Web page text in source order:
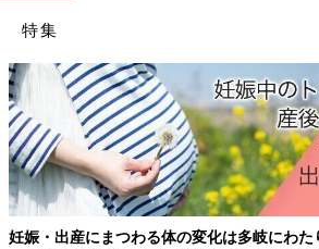
るのではないでしょうか。
そして、買い物をする時は、食材はいつど
のか、使い道をよく考えて買うことが大事
ったものは使い切れないことが多いからで
特売品や見切り品は、その時食べたいと思
に意識にも残らないものです。気がついた
いたなということになり、それが使い切
す。
特集
妊娠・出産にまつわる体の変化は多岐にわ